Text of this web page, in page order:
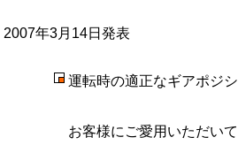
2007年3月14日発表
運転時の適正なギアポジ
お客様にご愛用いただい